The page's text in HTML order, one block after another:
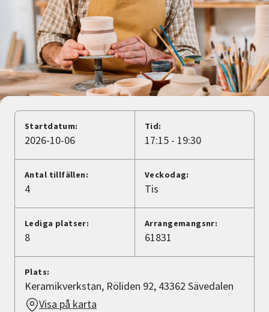
Starta studiecirkel
Cirkelledare
Nyheter
Avdelningar
Lyssna
Startdatum:
2026-10-06
Tid:
17:15 - 19:30
Antal tillfällen:
4
Veckodag:
Tis
Lediga platser:
8
Arrangemangsnr:
61831
Plats:
Keramikverkstan, Röliden 92, 43362 Sävedalen
Visa på karta